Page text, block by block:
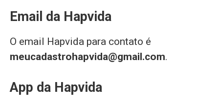
Email da Hapvida
O email Hapvida para contato é
meucadastrohapvida@gmail.com.
App da Hapvida